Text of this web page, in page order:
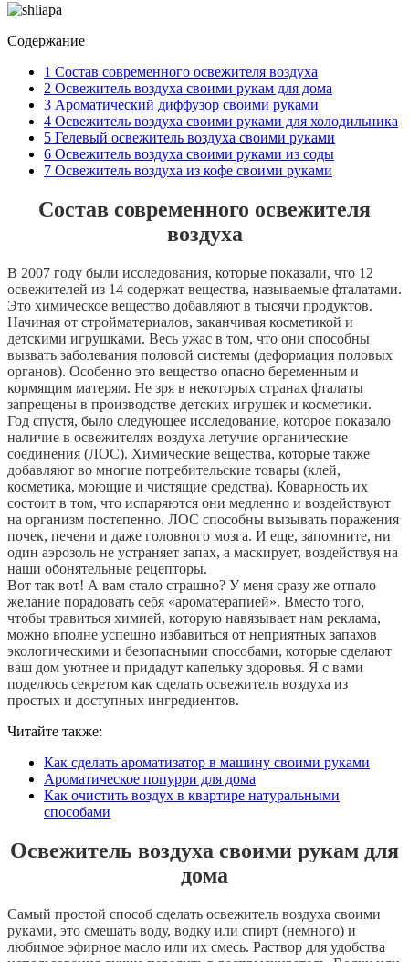
Содержание
1 Состав современного освежителя воздуха
2 Освежитель воздуха своими рукам для дома
3 Ароматический диффузор своими руками
4 Освежитель воздуха своими руками для холодильника
5 Гелевый освежитель воздуха своими руками
6 Освежитель воздуха своими руками из соды
7 Освежитель воздуха из кофе своими руками
Состав современного освежителя
воздуха
В 2007 году были исследования, которые показали, что 12
освежителей из 14 содержат вещества, называемые фталатами.
Это химическое вещество добавляют в тысячи продуктов.
Начиная от стройматериалов, заканчивая косметикой и
детскими игрушками. Весь ужас в том, что они способны
вызвать заболевания половой системы (деформация половых
органов). Особенно это вещество опасно беременным и
кормящим матерям. Не зря в некоторых странах фталаты
запрещены в производстве детских игрушек и косметики.
Год спустя, было следующее исследование, которое показало
наличие в освежителях воздуха летучие органические
соединения (ЛОС). Химические вещества, которые также
добавляют во многие потребительские товары (клей,
косметика, моющие и чистящие средства). Коварность их
состоит в том, что испаряются они медленно и воздействуют
на организм постепенно. ЛОС способны вызывать поражения
почек, печени и даже головного мозга. И еще, запомните, ни
один аэрозоль не устраняет запах, а маскирует, воздействуя на
наши обонятельные рецепторы.
Вот так вот! А вам стало страшно? У меня сразу же отпало
желание порадовать себя «ароматерапией». Вместо того,
чтобы травиться химией, которую навязывает нам реклама,
можно вполне успешно избавиться от неприятных запахов
экологическими и безопасными способами, которые сделают
ваш дом уютнее и придадут капельку здоровья. Я с вами
поделюсь секретом как сделать освежитель воздуха из
простых и доступных ингредиентов.
Читайте также:
Как сделать ароматизатор в машину своими руками
Ароматическое попурри для дома
Как очистить воздух в квартире натуральными
способами
Освежитель воздуха своими рукам для
дома
Самый простой способ сделать освежитель воздуха своими
руками, это смешать воду, водку или спирт (немного) и
любимое эфирное масло или их смесь. Раствор для удобства